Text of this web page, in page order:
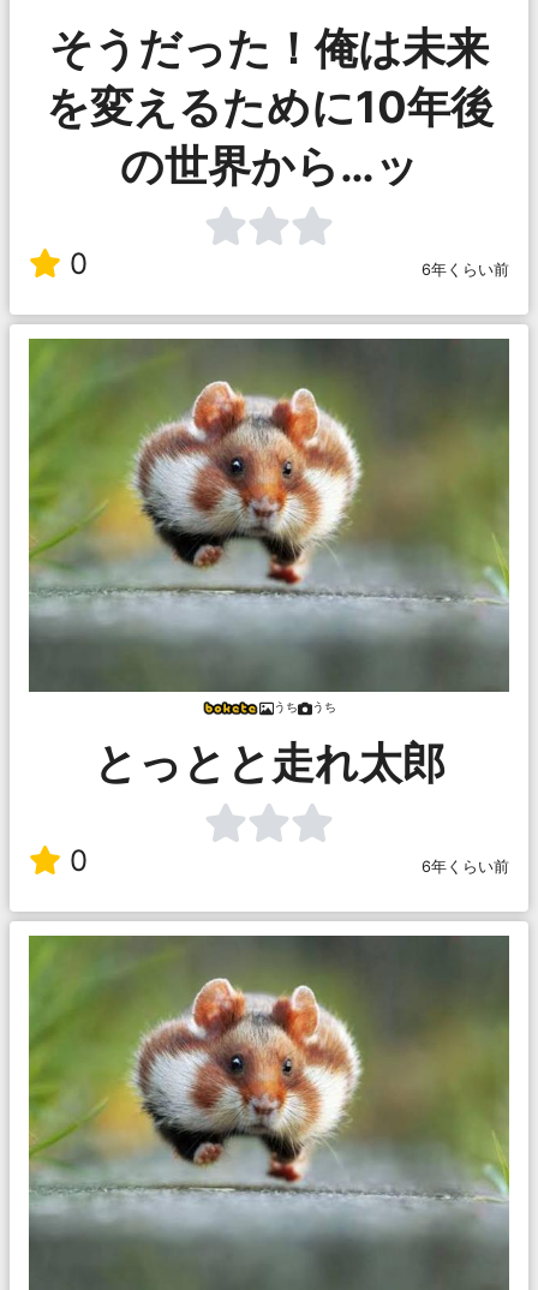
そうだった！俺は未来
を変えるために10年後
の世界から…ッ
0 6年くらい前
うち うち
とっとと走れ太郎
0 6年くらい前